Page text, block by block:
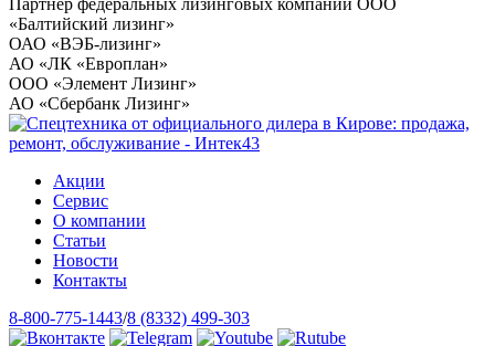
«Балтийский лизинг»
ОАО «ВЭБ-лизинг»
АО «ЛК «Европлан»
ООО «Элемент Лизинг»
АО «Сбербанк Лизинг»
Акции
Сервис
О компании
Статьи
Новости
Контакты
8-800-775-1443/8 (8332) 499-303